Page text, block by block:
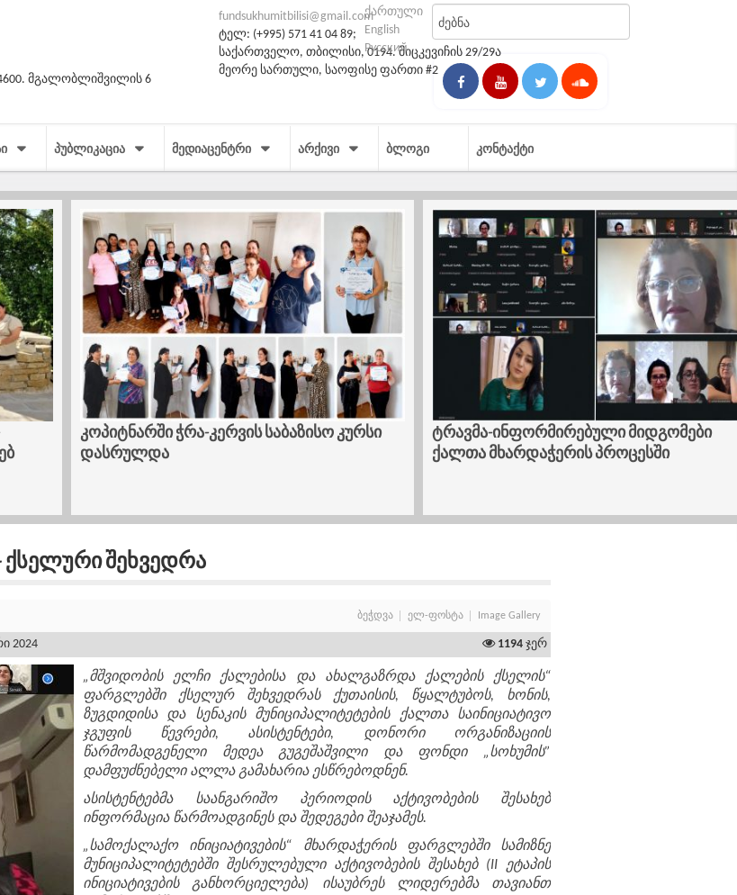
მგალობლიშვილის 6
fundsukhumitbilisi@gmail.com
ტელ: (+995) 571 41 04 89;
საქართველო, თბილისი, 0194. მიცკევიჩის 29/29ა
მეორე სართული, საოფისე ფართი #2
ქართული
English
Русский
ᲞᲣᲑᲚᲘᲙᲐᲪᲘᲐ ᲛᲔᲓᲘᲐᲪᲔᲜᲢᲠᲘ ᲐᲠᲥᲘᲕᲘ ᲑᲚᲝᲒᲘ ᲙᲝᲜᲢᲐᲥᲢᲘ
კოპიტნარში ჭრა-კერვის საბაზისო კურსი
დასრულდა
ტრავმა-ინფორმირებული მიდგომები
ქალთა მხარდაჭერის პროცესში
Ქსელური Შეხვედრა
ბეჭდვა ელ-ფოსტა Image Gallery
2024 1194 ჯერ
„მშვიდობის ელჩი ქალებისა და ახალგაზრდა ქალების ქსელის“
ფარგლებში ქსელურ შეხვედრას ქუთაისის, წყალტუბოს, ხონის,
ზუგდიდისა და სენაკის მუნიციპალიტეტების ქალთა საინიციატივო
ჯგუფის წევრები, ასისტენტები, დონორი ორგანიზაციის
წარმომადგენელი მედეა გუგეშაშვილი და ფონდი „სოხუმის”
დამფუძნებელი ალლა გამახარია ესწრებოდნენ.
ასისტენტებმა საანგარიშო პერიოდის აქტივობების შესახებ
ინფორმაცია წარმოადგინეს და შედეგები შეაჯამეს.
„სამოქალაქო ინიციატივების“ მხარდაჭერის ფარგლებში სამიზნე
მუნიციპალიტეტებში შესრულებული აქტივობების შესახებ (II ეტაპის
ინიციატივების განხორციელება) ისაუბრეს ლიდერებმა თავიანთ